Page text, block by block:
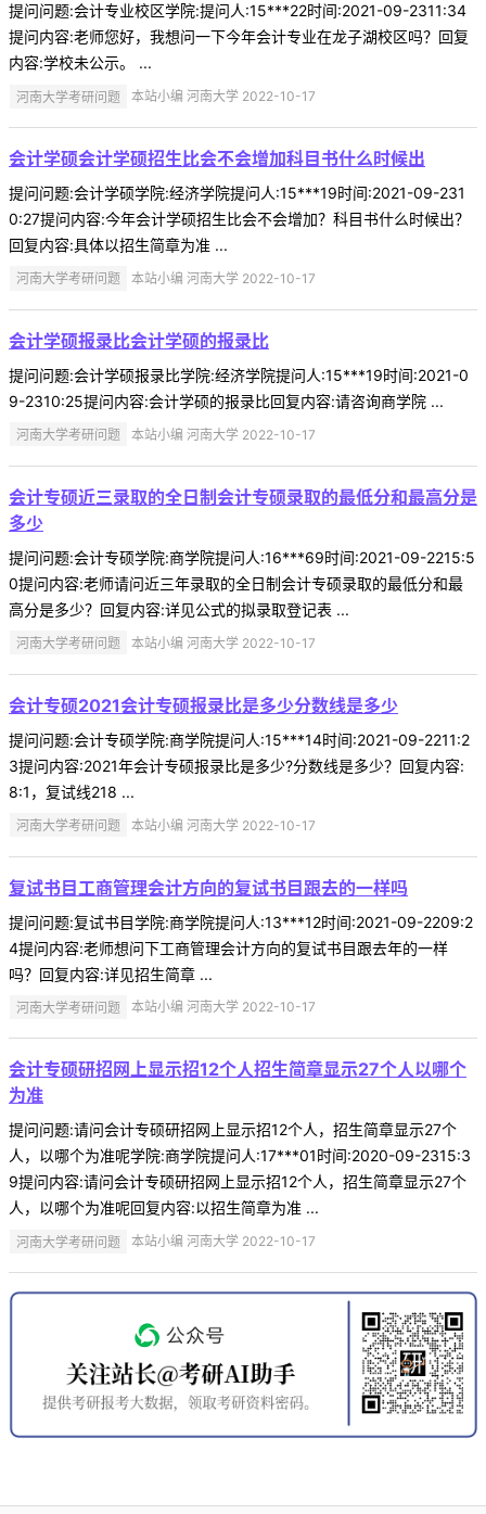
提问问题:会计专业校区学院:提问人:15***22时间:2021-09-2311:34
提问内容:老师您好，我想问一下今年会计专业在龙子湖校区吗？回复
内容:学校未公示。 ...
河南大学考研问题 本站小编 河南大学 2022-10-17
会计学硕会计学硕招生比会不会增加科目书什么时候出
提问问题:会计学硕学院:经济学院提问人:15***19时间:2021-09-231
0:27提问内容:今年会计学硕招生比会不会增加？科目书什么时候出？
回复内容:具体以招生简章为准 ...
河南大学考研问题 本站小编 河南大学 2022-10-17
会计学硕报录比会计学硕的报录比
提问问题:会计学硕报录比学院:经济学院提问人:15***19时间:2021-0
9-2310:25提问内容:会计学硕的报录比回复内容:请咨询商学院 ...
河南大学考研问题 本站小编 河南大学 2022-10-17
会计专硕近三录取的全日制会计专硕录取的最低分和最高分是
多少
提问问题:会计专硕学院:商学院提问人:16***69时间:2021-09-2215:5
0提问内容:老师请问近三年录取的全日制会计专硕录取的最低分和最
高分是多少？回复内容:详见公式的拟录取登记表 ...
河南大学考研问题 本站小编 河南大学 2022-10-17
会计专硕2021会计专硕报录比是多少分数线是多少
提问问题:会计专硕学院:商学院提问人:15***14时间:2021-09-2211:2
3提问内容:2021年会计专硕报录比是多少?分数线是多少？回复内容:
8:1，复试线218 ...
河南大学考研问题 本站小编 河南大学 2022-10-17
复试书目工商管理会计方向的复试书目跟去的一样吗
提问问题:复试书目学院:商学院提问人:13***12时间:2021-09-2209:2
4提问内容:老师想问下工商管理会计方向的复试书目跟去年的一样
吗？回复内容:详见招生简章 ...
河南大学考研问题 本站小编 河南大学 2022-10-17
会计专硕研招网上显示招12个人招生简章显示27个人以哪个
为准
提问问题:请问会计专硕研招网上显示招12个人，招生简章显示27个
人，以哪个为准呢学院:商学院提问人:17***01时间:2020-09-2315:3
9提问内容:请问会计专硕研招网上显示招12个人，招生简章显示27个
人，以哪个为准呢回复内容:以招生简章为准 ...
河南大学考研问题 本站小编 河南大学 2022-10-17